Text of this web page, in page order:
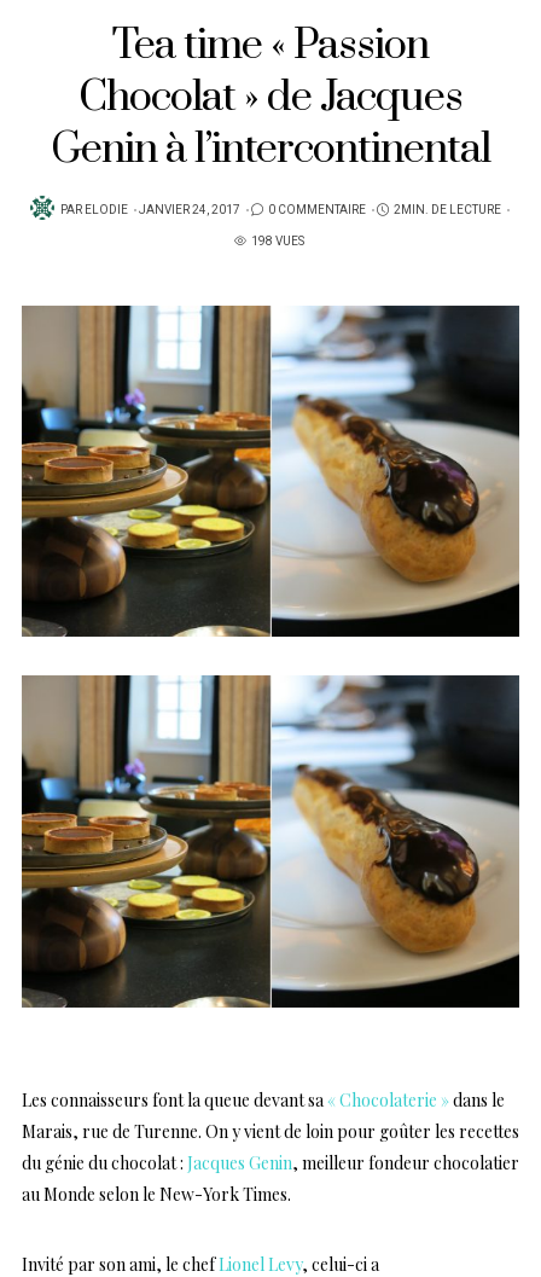
Tea time « Passion
Chocolat » de Jacques
Genin à l’intercontinental
PAR ELODIE
PUBLIÉ
JANVIER 24, 2017 0 COMMENTAIRE
2MIN. DE LECTURE
198 VUES
Les connaisseurs font la queue devant sa« Chocolaterie »dans le
Marais, rue de Turenne. On y vient de loin pour goûter les recettes
du génie du chocolat : Jacques Genin, meilleur fondeur chocolatier
au Monde selon le New-York Times.
Invité par son ami, le chefLionel Levy, celui-ci a